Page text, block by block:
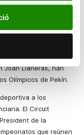
con la
El proyecto
con la formación
El ciclista Toni
Joan Llaneras, han
Olímpicos de Pekín.
a los
El Circuit
de la
que reúnen